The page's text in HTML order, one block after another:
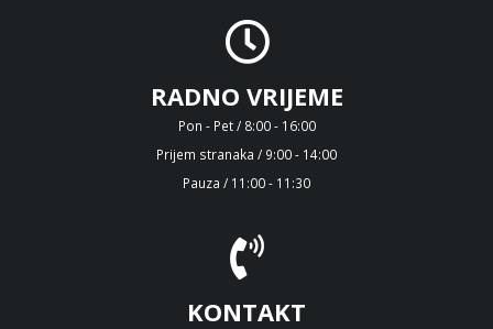
RADNO VRIJEME
Pon - Pet / 8:00 - 16:00
Prijem stranaka / 9:00 - 14:00
Pauza / 11:00 - 11:30
KONTAKT